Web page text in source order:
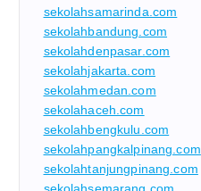
sekolahsamarinda.com
sekolahbandung.com
sekolahdenpasar.com
sekolahjakarta.com
sekolahmedan.com
sekolahaceh.com
sekolahbengkulu.com
sekolahpangkalpinang.com
sekolahtanjungpinang.com
sekolahsemarang.com